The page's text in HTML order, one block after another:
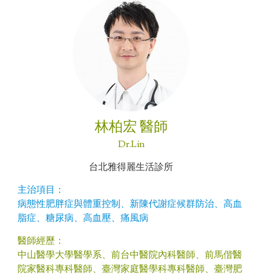
林柏宏 醫師
Dr.Lin
台北雅得麗生活診所
主治項目：
病態性肥胖症與體重控制、新陳代謝症候群防治、高血
脂症、糖尿病、高血壓、痛風病
醫師經歷：
中山醫學大學醫學系、前台中醫院內科醫師、前馬偕醫
院家醫科專科醫師、臺灣家庭醫學科專科醫師、臺灣肥